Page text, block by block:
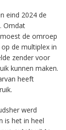
eind 2024 de
Omdat
de omroep
de multiplex in
zender voor
kunnen maken.
heeft
werd
is het in heel